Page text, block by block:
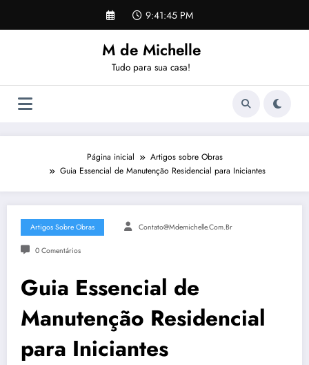
o
9:41:46 PM
M de Michelle
Tudo para sua casa!
Página inicial
Artigos sobre Obras
Guia Essencial de Manutenção Residencial para Iniciantes
Artigos Sobre Obras Contato@mdemichelle.com.br
0 Comentários
Guia Essencial de
Manutenção Residencial
para Iniciantes